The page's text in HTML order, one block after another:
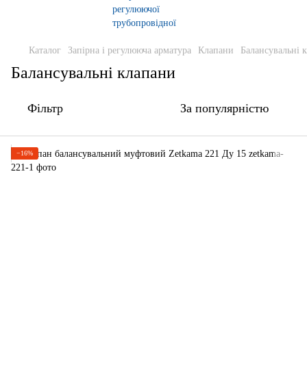
Каталог Запірна і регулююча арматура Клапани Балансувальні
Балансувальні клапани
Фільтр За популярністю
−16%